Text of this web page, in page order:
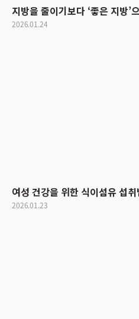
지방을 줄이기보다 ‘좋은 지방’
2026.01.24
여성 건강을 위한 식이섬유 섭취
2026.01.23